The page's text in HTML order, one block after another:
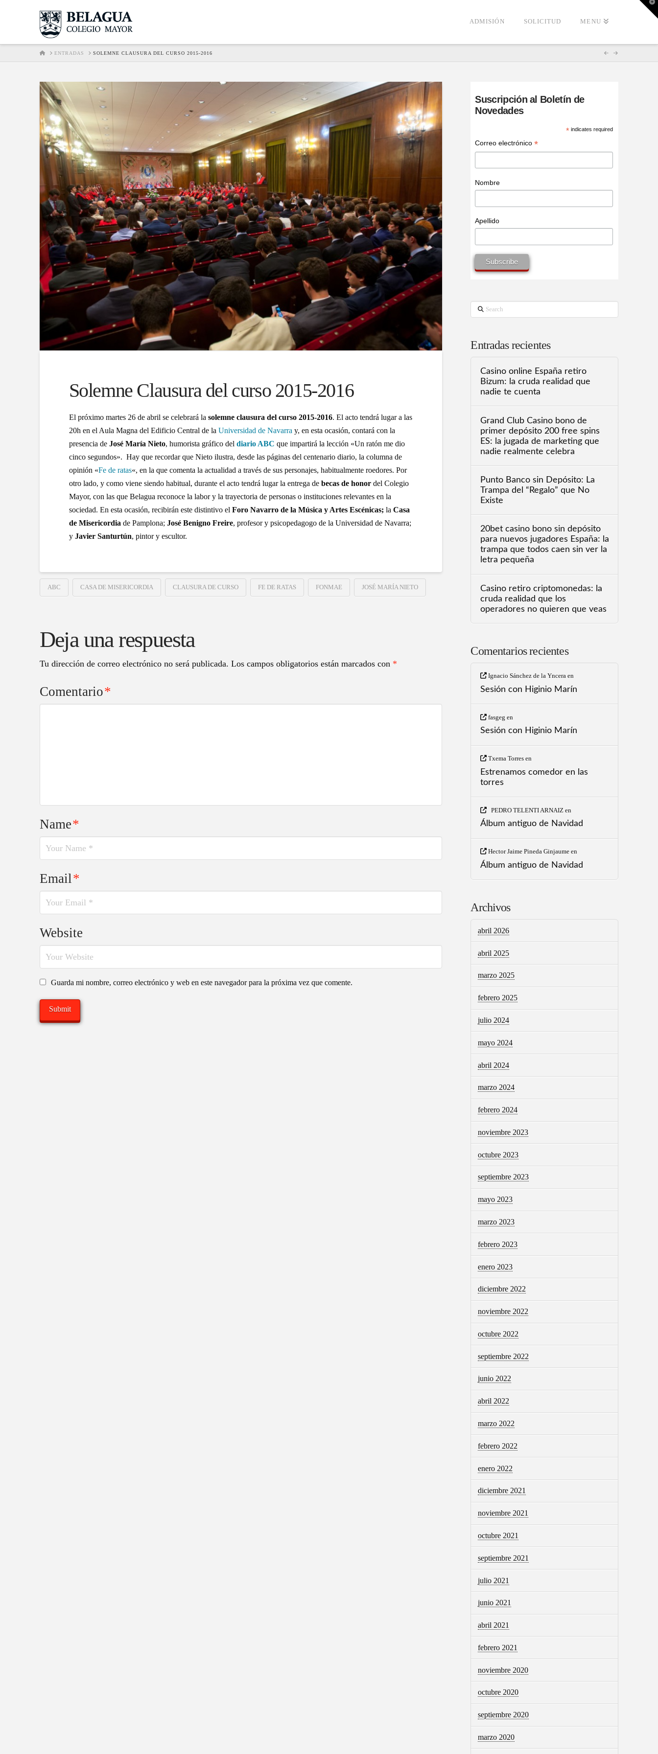
ADMISIÓN SOLICITUD MENU
HOMEENTRADAS SOLEMNE CLAUSURA DEL CURSO 2015-2016
Solemne Clausura del curso 2015-2016
El próximo martes 26 de abril se celebrará la solemne clausura del curso 2015-2016. El acto tendrá lugar a las
20h en el Aula Magna del Edificio Central de la Universidad de Navarra y, en esta ocasión, contará con la
presencia de José María Nieto, humorista gráfico del diario ABC que impartirá la lección «Un ratón me dio
cinco segundos». Hay que recordar que Nieto ilustra, desde las páginas del centenario diario, la columna de
opinión «Fe de ratas«, en la que comenta la actualidad a través de sus personajes, habitualmente roedores. Por
otro lado, y como viene siendo habitual, durante el acto tendrá lugar la entrega de becas de honordel Colegio
Mayor, con las que Belagua reconoce la labor y la trayectoria de personas o instituciones relevantes en la
sociedad. En esta ocasión, recibirán este distintivo el Foro Navarro de la Música y Artes Escénicas; la Casa
de Misericordia de Pamplona; José Benigno Freire, profesor y psicopedagogo de la Universidad de Navarra;
y Javier Santurtún, pintor y escultor.
ABC CASA DE MISERICORDIA CLAUSURA DE CURSO FE DE RATAS FONMAE JOSÉ MARÍA NIETO
Deja una respuesta
Tu dirección de correo electrónico no será publicada. Los campos obligatorios están marcados con *
Comentario*
Name*
Email*
Website
Guarda mi nombre, correo electrónico y web en este navegador para la próxima vez que comente.
Suscripción al Boletín de
Novedades
*indicates required
Correo electrónico*
Nombre
Apellido
Search
Entradas recientes
Casino online España retiro
Bizum: la cruda realidad que
nadie te cuenta
Grand Club Casino bono de
primer depósito 200 free spins
ES: la jugada de marketing que
nadie realmente celebra
Punto Banco sin Depósito: La
Trampa del “Regalo” que No
Existe
20bet casino bono sin depósito
para nuevos jugadores España: la
trampa que todos caen sin ver la
letra pequeña
Casino retiro criptomonedas: la
cruda realidad que los
operadores no quieren que veas
Comentarios recientes
Ignacio Sánchez de la Yncera en
Sesión con Higinio Marín
fasgeg en
Sesión con Higinio Marín
Txema Torres en
Estrenamos comedor en las
torres
PEDRO TELENTI ARNAIZen
Álbum antiguo de Navidad
Hector Jaime Pineda Ginjaume en
Álbum antiguo de Navidad
Archivos
abril 2026
abril 2025
marzo 2025
febrero 2025
julio 2024
mayo 2024
abril 2024
marzo 2024
febrero 2024
noviembre 2023
octubre 2023
septiembre 2023
mayo 2023
marzo 2023
febrero 2023
enero 2023
diciembre 2022
noviembre 2022
octubre 2022
septiembre 2022
junio 2022
abril 2022
marzo 2022
febrero 2022
enero 2022
diciembre 2021
noviembre 2021
octubre 2021
septiembre 2021
julio 2021
junio 2021
abril 2021
febrero 2021
noviembre 2020
octubre 2020
septiembre 2020
marzo 2020